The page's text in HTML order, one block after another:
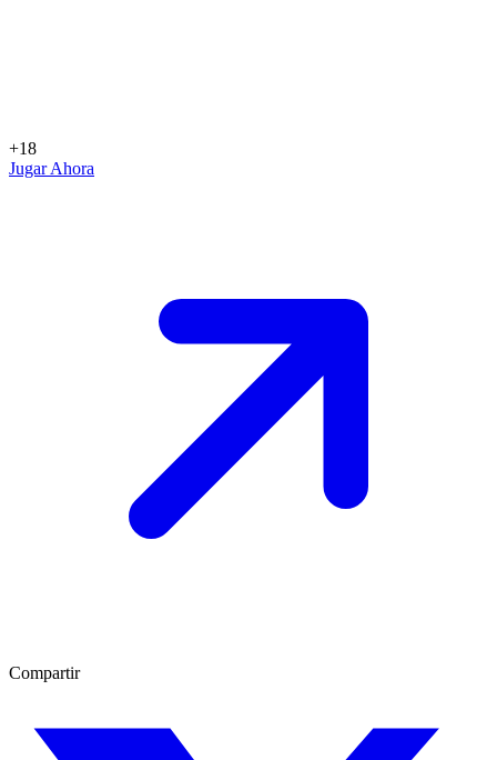
+18
Jugar Ahora
Compartir